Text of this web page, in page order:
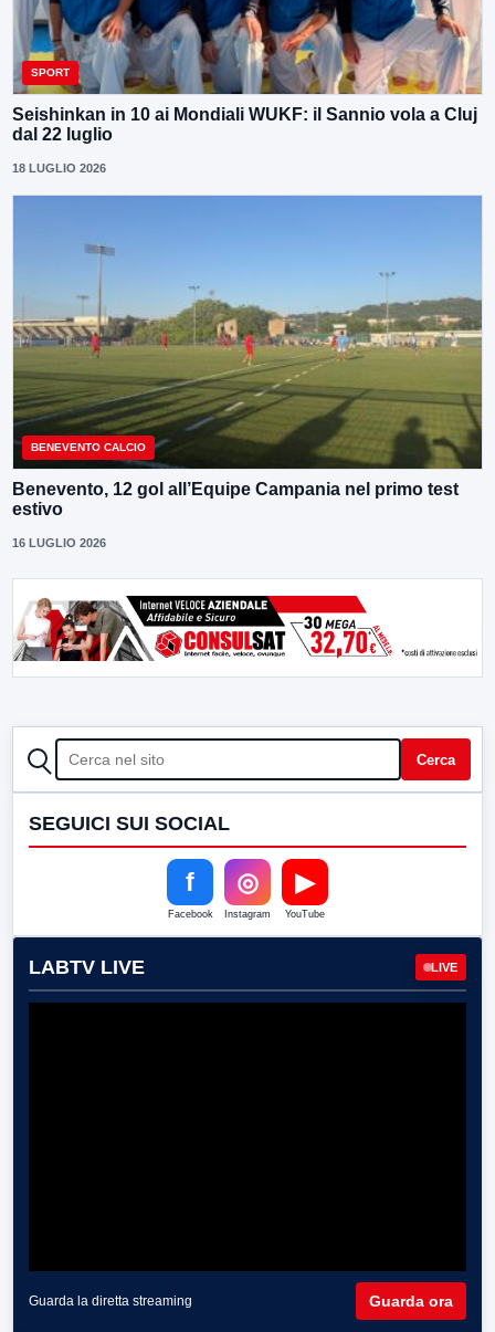
SPORT
Seishinkan in 10 ai Mondiali WUKF: il Sannio vola a Cluj
dal 22 luglio
18 LUGLIO 2026
BENEVENTO CALCIO
Benevento, 12 gol all’Equipe Campania nel primo test
estivo
16 LUGLIO 2026
CERCA Cerca
SEGUICI SUI SOCIAL
f
Facebook
◎
Instagram
▶
YouTube
LABTV LIVE LIVE
Guarda la diretta streaming Guarda ora